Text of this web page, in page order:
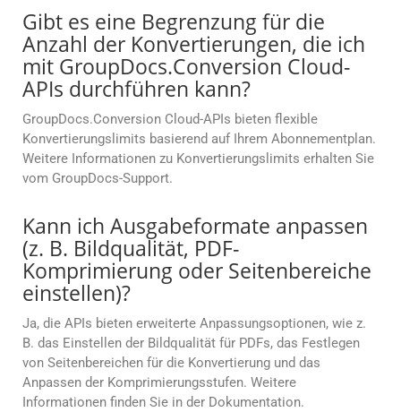
Gibt es eine Begrenzung für die
Anzahl der Konvertierungen, die ich
mit GroupDocs.Conversion Cloud-
APIs durchführen kann?
GroupDocs.Conversion Cloud-APIs bieten flexible
Konvertierungslimits basierend auf Ihrem Abonnementplan.
Weitere Informationen zu Konvertierungslimits erhalten Sie
vom GroupDocs-Support.
Kann ich Ausgabeformate anpassen
(z. B. Bildqualität, PDF-
Komprimierung oder Seitenbereiche
einstellen)?
Ja, die APIs bieten erweiterte Anpassungsoptionen, wie z.
B. das Einstellen der Bildqualität für PDFs, das Festlegen
von Seitenbereichen für die Konvertierung und das
Anpassen der Komprimierungsstufen. Weitere
Informationen finden Sie in der Dokumentation.